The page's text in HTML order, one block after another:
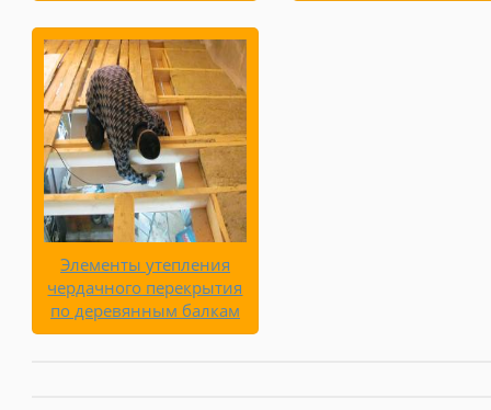
Элементы утепления
чердачного перекрытия
по деревянным балкам